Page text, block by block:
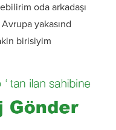
oda arkadaşı
yakasınd
birisiyim